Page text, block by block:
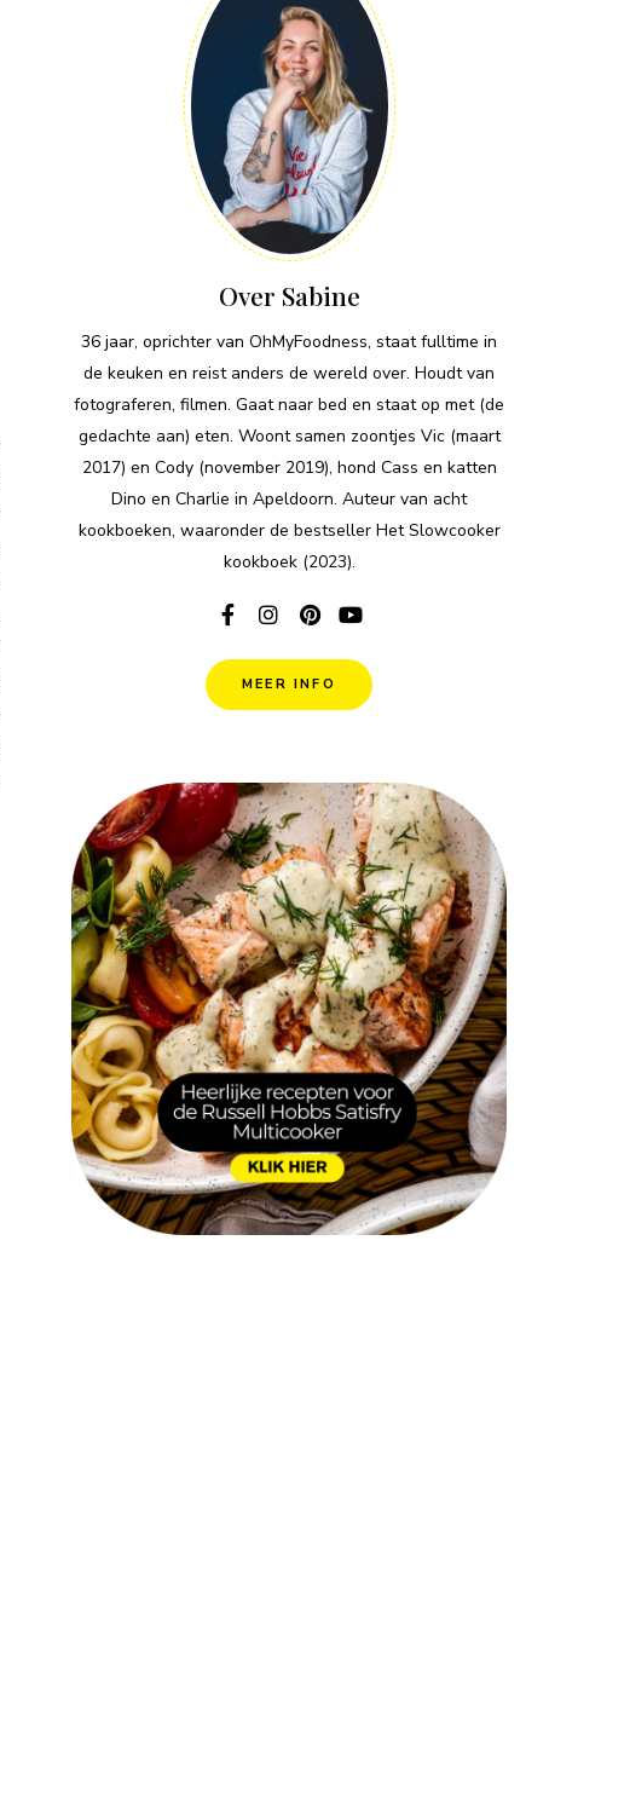
Over Sabine
36 jaar, oprichter van OhMyFoodness, staat fulltime in
de keuken en reist anders de wereld over. Houdt van
fotograferen, filmen. Gaat naar bed en staat op met (de
gedachte aan) eten. Woont samen zoontjes Vic (maart
2017) en Cody (november 2019), hond Cass en katten
Dino en Charlie in Apeldoorn. Auteur van acht
kookboeken, waaronder de bestseller Het Slowcooker
kookboek (2023).
MEER INFO